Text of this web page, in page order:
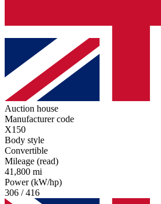
Auction house
Manufacturer code
X150
Body style
Convertible
Mileage (read)
41,800 mi
Power (kW/hp)
306 / 416